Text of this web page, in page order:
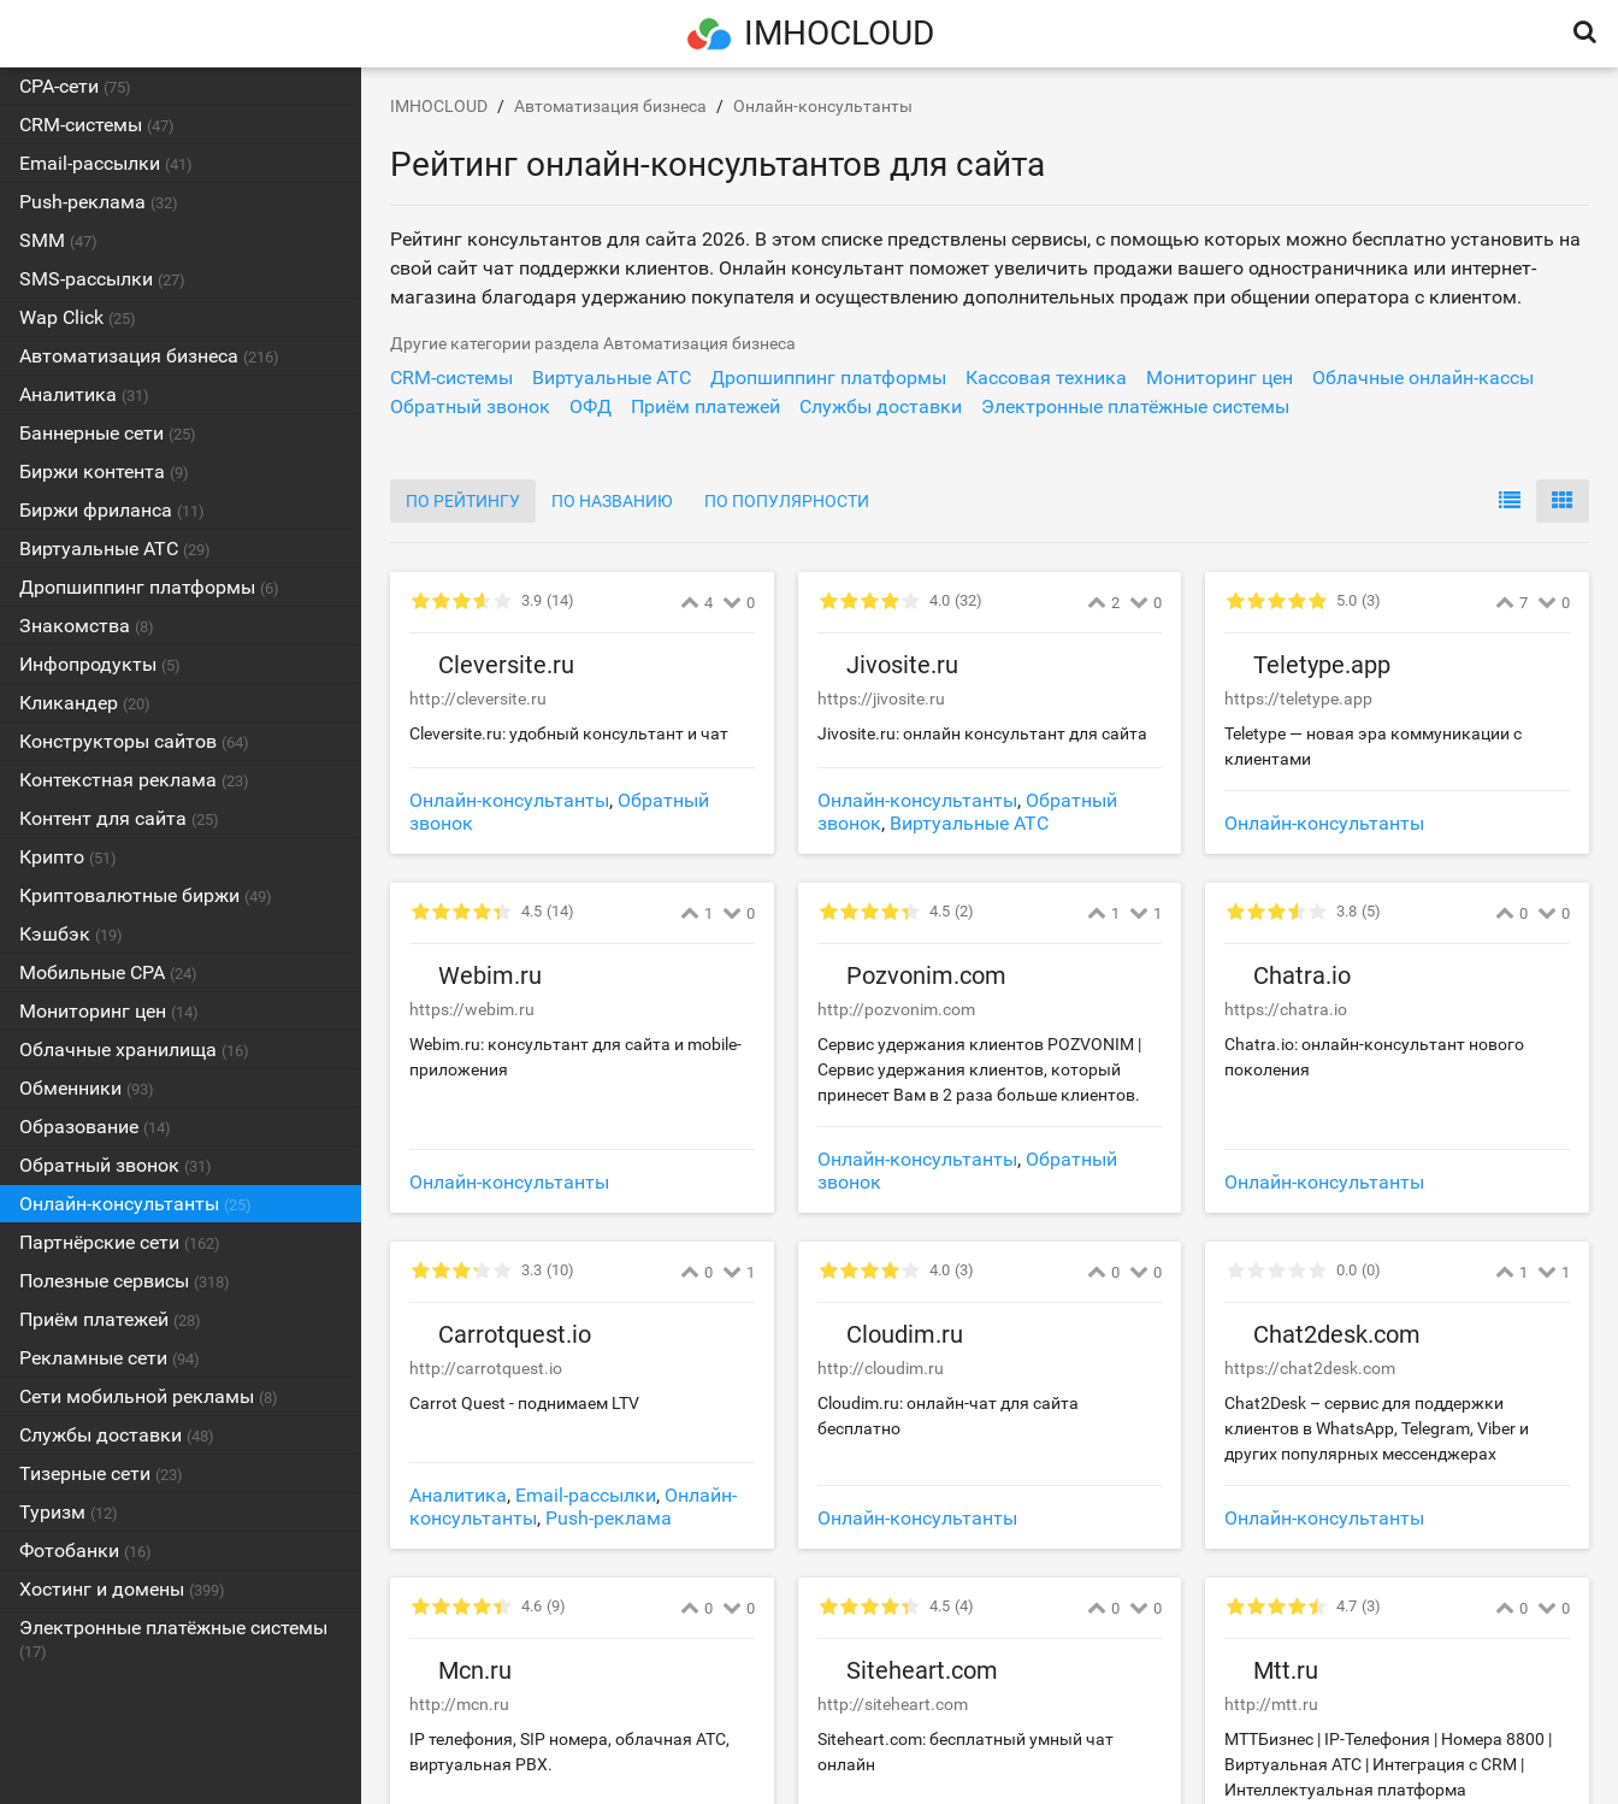
IMHOCLOUD
CPA-сети (75)
CRM-системы (47)
Email-рассылки (41)
Push-реклама (32)
SMM (47)
SMS-рассылки (27)
Wap Click (25)
Автоматизация бизнеса (216)
Аналитика (31)
Баннерные сети (25)
Биржи контента (9)
Биржи фриланса (11)
Виртуальные АТС (29)
Дропшиппинг платформы (6)
Знакомства (8)
Инфопродукты (5)
Кликандер (20)
Конструкторы сайтов (64)
Контекстная реклама (23)
Контент для сайта (25)
Крипто (51)
Криптовалютные биржи (49)
Кэшбэк (19)
Мобильные CPA (24)
Мониторинг цен (14)
Облачные хранилища (16)
Обменники (93)
Образование (14)
Обратный звонок (31)
Онлайн-консультанты (25)
Партнёрские сети (162)
Полезные сервисы (318)
Приём платежей (28)
Рекламные сети (94)
Сети мобильной рекламы (8)
Службы доставки (48)
Тизерные сети (23)
Туризм (12)
Фотобанки (16)
Хостинг и домены (399)
Электронные платёжные системы
(17)
IMHOCLOUD Автоматизация бизнеса Онлайн-консультанты
Рейтинг онлайн-консультантов для сайта
Рейтинг консультантов для сайта 2026. В этом списке предствлены сервисы, с помощью которых можно бесплатно установить на
свой сайт чат поддержки клиентов. Онлайн консультант поможет увеличить продажи вашего одностраничника или интернет-
магазина благодаря удержанию покупателя и осуществлению дополнительных продаж при общении оператора с клиентом.
Другие категории раздела Автоматизация бизнеса
CRM-системы Виртуальные АТС Дропшиппинг платформы Кассовая техника Мониторинг цен
Облачные онлайн-кассы
Обратный звонок
ОФД Приём платежей Службы доставки Электронные платёжные системы
ПО РЕЙТИНГУ ПО НАЗВАНИЮ ПО ПОПУЛЯРНОСТИ
3.9 (14) 4 0
Cleversite.ru
http://cleversite.ru
Cleversite.ru: удобный консультант и чат
Онлайн-консультанты, Обратный
звонок
4.0 (32) 2 0
Jivosite.ru
https://jivosite.ru
Jivosite.ru: онлайн консультант для сайта
Онлайн-консультанты, Обратный
звонок, Виртуальные АТС
5.0 (3) 7 0
Teletype.app
https://teletype.app
Teletype — новая эра коммуникации с
клиентами
Онлайн-консультанты
4.5 (14) 1 0
Webim.ru
https://webim.ru
Webim.ru: консультант для сайта и mobile-
приложения
Онлайн-консультанты
4.5 (2) 1 1
Pozvonim.com
http://pozvonim.com
Сервис удержания клиентов POZVONIM |
Сервис удержания клиентов, который
принесет Вам в 2 раза больше клиентов.
Онлайн-консультанты, Обратный
звонок
3.8 (5) 0 0
Chatra.io
https://chatra.io
Chatra.io: онлайн-консультант нового
поколения
Онлайн-консультанты
3.3 (10) 0 1
Carrotquest.io
http://carrotquest.io
Carrot Quest - поднимаем LTV
Аналитика, Email-рассылки, Онлайн-
консультанты, Push-реклама
4.0 (3) 0 0
Cloudim.ru
http://cloudim.ru
Cloudim.ru: онлайн-чат для сайта
бесплатно
Онлайн-консультанты
0.0 (0) 1 1
Chat2desk.com
https://chat2desk.com
Chat2Desk – сервис для поддержки
клиентов в WhatsApp, Telegram, Viber и
других популярных мессенджерах
Онлайн-консультанты
4.6 (9) 0 0
Mcn.ru
http://mcn.ru
IP телефония, SIP номера, облачная АТС,
виртуальная PBX.
4.5 (4) 0 0
Siteheart.com
http://siteheart.com
Siteheart.com: бесплатный умный чат
онлайн
4.7 (3) 0 0
Mtt.ru
http://mtt.ru
МТТБизнес | IP-Телефония | Номера 8800 |
Виртуальная АТС | Интеграция с CRM |
Интеллектуальная платформа